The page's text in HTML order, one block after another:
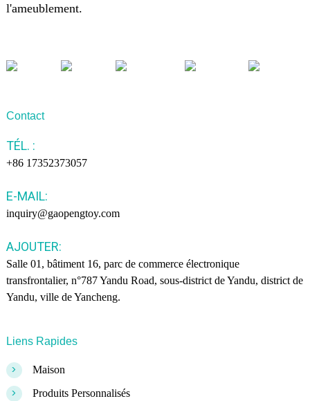
l'ameublement.
Contact
TÉL. :
+86 17352373057
E-MAIL:
inquiry@gaopengtoy.com
AJOUTER:
Salle 01, bâtiment 16, parc de commerce électronique
transfrontalier, n°787 Yandu Road, sous-district de Yandu, district de
Yandu, ville de Yancheng.
Liens Rapides
> Maison
> Produits Personnalisés